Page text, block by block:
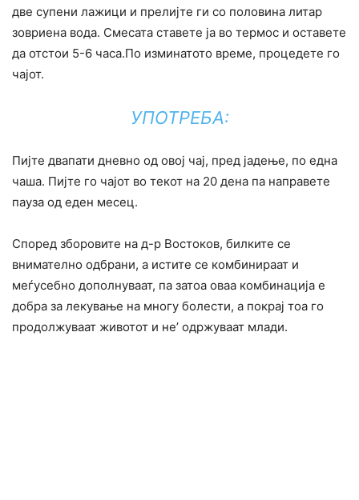
две супени лажици и прелијте ги со половина литар
зовриена вода. Смесата ставете ја во термос и оставете
да отстои 5-6 часа.По изминатото време, процедете го
чајот.
УПОТРЕБА:
Пијте двапати дневно од овој чај, пред јадење, по една
чаша. Пијте го чајот во текот на 20 дена па направете
пауза од еден месец.
Според зборовите на д-р Востоков, билките се
внимателно одбрани, а истите се комбинираат и
меѓусебно дополнуваат, па затоа оваа комбинација е
добра за лекување на многу болести, а покрај тоа го
продолжуваат животот и не’ одржуваат млади.